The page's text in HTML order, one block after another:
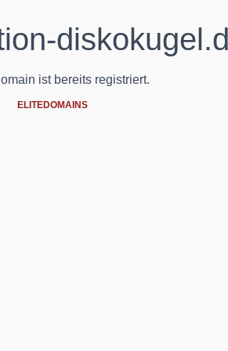
ist bereits registriert.
ELITEDOMAINS